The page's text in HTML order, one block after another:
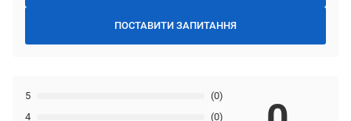
ПОСТАВИТИ ЗАПИТАННЯ
4 (0)
5 (0)